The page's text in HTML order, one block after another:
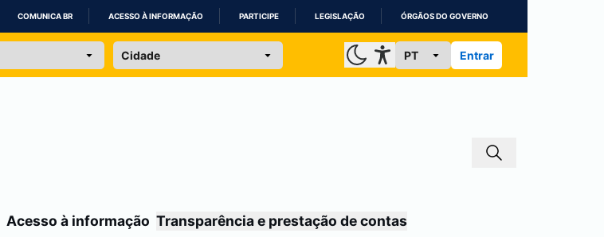
IR
COMUNICA BR ACESSO À INFORMAÇÃO PARTICIPE LEGISLAÇÃO ÓRGÃOS DO GOVERNO
Entrar
Acesso à informação Transparência e prestação de contas